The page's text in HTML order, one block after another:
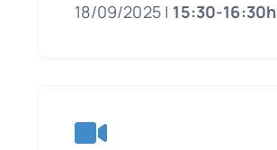
18/09/2025 | 15:30-16:30h